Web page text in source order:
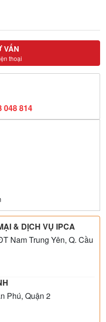
VẤN
thoại
048 814
& DỊCH VỤ IPCA
Nam Trung Yên, Q. Cầu
Phú, Quận 2